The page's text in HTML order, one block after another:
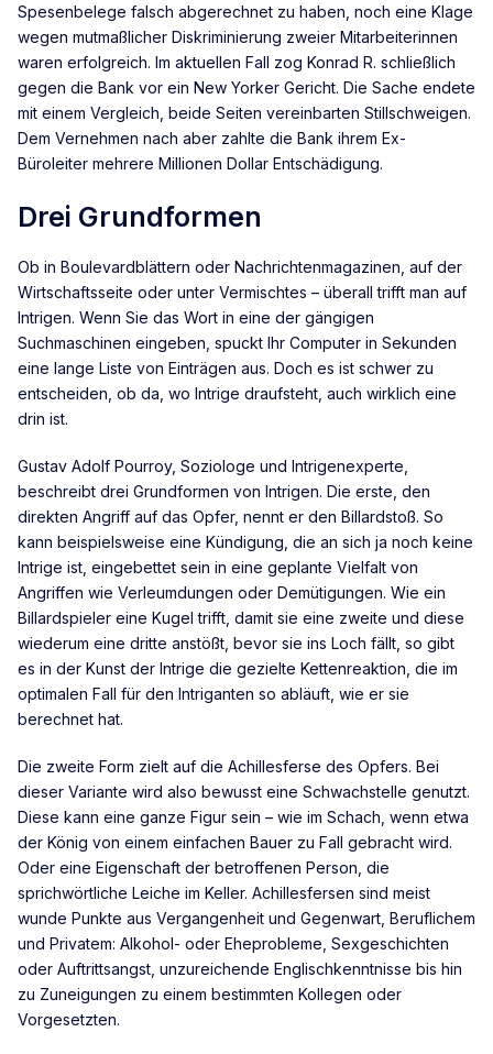
Spesenbelege falsch abgerechnet zu haben, noch eine Klage
wegen mutmaßlicher Diskriminierung zweier Mitarbeiterinnen
waren erfolgreich. Im aktuellen Fall zog Konrad R. schließlich
gegen die Bank vor ein New Yorker Gericht. Die Sache endete
mit einem Vergleich, beide Seiten vereinbarten Stillschweigen.
Dem Vernehmen nach aber zahlte die Bank ihrem Ex-
Büroleiter mehrere Millionen Dollar Entschädigung.
Drei Grundformen
Ob in Boulevardblättern oder Nachrichtenmagazinen, auf der
Wirtschaftsseite oder unter Vermischtes – überall trifft man auf
Intrigen. Wenn Sie das Wort in eine der gängigen
Suchmaschinen eingeben, spuckt Ihr Computer in Sekunden
eine lange Liste von Einträgen aus. Doch es ist schwer zu
entscheiden, ob da, wo Intrige draufsteht, auch wirklich eine
drin ist.
Gustav Adolf Pourroy, Soziologe und Intrigenexperte,
beschreibt drei Grundformen von Intrigen. Die erste, den
direkten Angriff auf das Opfer, nennt er den Billardstoß. So
kann beispielsweise eine Kündigung, die an sich ja noch keine
Intrige ist, eingebettet sein in eine geplante Vielfalt von
Angriffen wie Verleumdungen oder Demütigungen. Wie ein
Billardspieler eine Kugel trifft, damit sie eine zweite und diese
wiederum eine dritte anstößt, bevor sie ins Loch fällt, so gibt
es in der Kunst der Intrige die gezielte Kettenreaktion, die im
optimalen Fall für den Intriganten so abläuft, wie er sie
berechnet hat.
Die zweite Form zielt auf die Achillesferse des Opfers. Bei
dieser Variante wird also bewusst eine Schwachstelle genutzt.
Diese kann eine ganze Figur sein – wie im Schach, wenn etwa
der König von einem einfachen Bauer zu Fall gebracht wird.
Oder eine Eigenschaft der betroffenen Person, die
sprichwörtliche Leiche im Keller. Achillesfersen sind meist
wunde Punkte aus Vergangenheit und Gegenwart, Beruflichem
und Privatem: Alkohol- oder Eheprobleme, Sexgeschichten
oder Auftrittsangst, unzureichende Englischkenntnisse bis hin
zu Zuneigungen zu einem bestimmten Kollegen oder
Vorgesetzten.